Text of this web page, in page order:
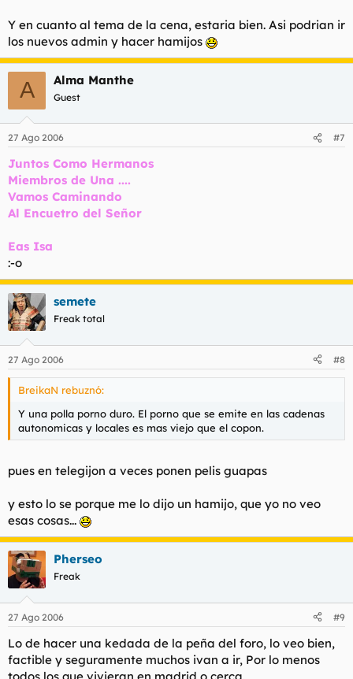
Y en cuanto al tema de la cena, estaria bien. Asi podrian ir
los nuevos admin y hacer hamijos
A Alma Manthe
Guest
27 Ago 2006 #7
Juntos Como Hermanos
Miembros de Una ....
Vamos Caminando
Al Encuetro del Señor
Eas Isa
:-o
semete
Freak total
27 Ago 2006 #8
BreikaN rebuznó:
Y una polla porno duro. El porno que se emite en las cadenas
autonomicas y locales es mas viejo que el copon.
pues en telegijon a veces ponen pelis guapas
y esto lo se porque me lo dijo un hamijo, que yo no veo
esas cosas...
Pherseo
Freak
27 Ago 2006 #9
Lo de hacer una kedada de la peña del foro, lo veo bien,
factible y seguramente muchos ivan a ir, Por lo menos
todos los que vivieran en madrid o cerca.